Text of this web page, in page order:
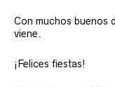
Con muchos buenos
viene.
¡Felices fiestas!